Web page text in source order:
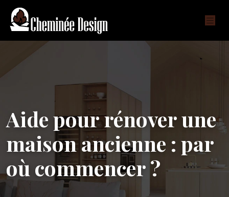
Aide pour rénover une
maison ancienne : par
où commencer ?